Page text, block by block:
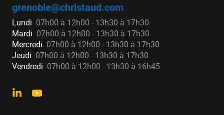
grenoble@christaud.com
Lundi 07h00 à 12h00 - 13h30 à 17h30
Mardi 07h00 à 12h00 - 13h30 à 17h30
Mercredi 07h00 à 12h00 - 13h30 à 17h30
Jeudi 07h00 à 12h00 - 13h30 à 17h30
Vendredi 07h00 à 12h00 - 13h30 à 16h45